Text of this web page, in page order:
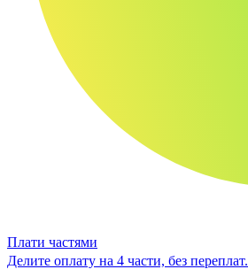
Плати частями
Делите оплату на 4 части, без переплат.